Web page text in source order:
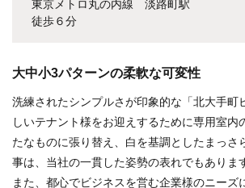
東京メトロ丸の内線 淡路町駅
徒歩６分
大中小3パターンの柔軟な可変性
洗練されたシンプルさが印象的な「北大手町
しいテナント様をお迎えするために専用室内
たなものに張り替え、白を基調としたまっさ
事は、当社の一貫した姿勢の表れでもありま
また、都心でビジネスを営む企業様のニーズ